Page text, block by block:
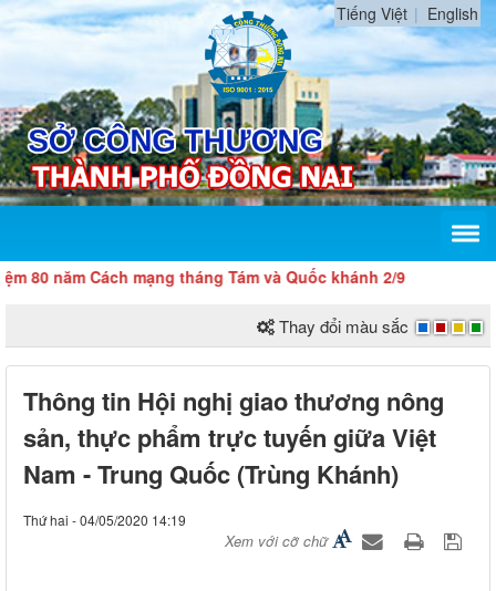
Tiếng Việt English
Cách mạng tháng Tám và Quốc khánh 2/9
Thay đổi màu sắc
Thông tin Hội nghị giao thương nông
sản, thực phẩm trực tuyến giữa Việt
Nam - Trung Quốc (Trùng Khánh)
Thứ hai - 04/05/2020 14:19
Xem với cỡ chữ